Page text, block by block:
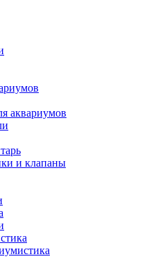
аквариумов
и клапаны